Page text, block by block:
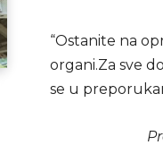
“Ostanite na
organi.Za sve
se u